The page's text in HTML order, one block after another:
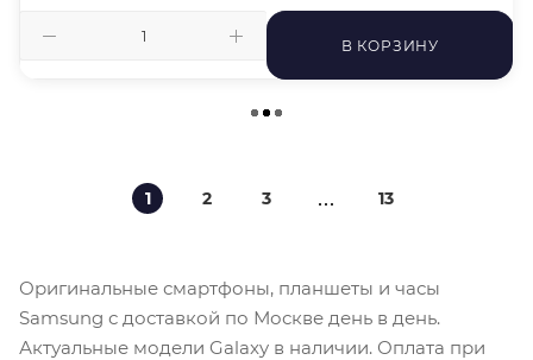
В КОРЗИНУ
1 2 3 13
Оригинальные смартфоны, планшеты и часы
Samsung с доставкой по Москве день в день.
Актуальные модели Galaxy в наличии. Оплата при